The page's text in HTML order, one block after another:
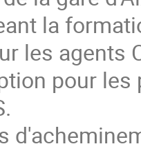
la
les agents
pour les